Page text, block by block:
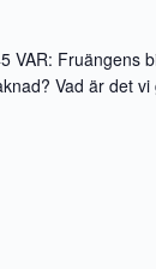
VAR: Fruängens
Vad är det